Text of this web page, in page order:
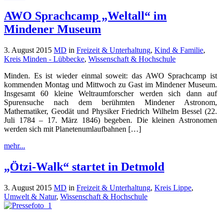
AWO Sprachcamp „Weltall“ im
Mindener Museum
3. August 2015 MD in Freizeit & Unterhaltung, Kind & Familie,
Kreis Minden - Lübbecke, Wissenschaft & Hochschule
Minden. Es ist wieder einmal soweit: das AWO Sprachcamp ist
kommenden Montag und Mittwoch zu Gast im Mindener Museum.
Insgesamt 60 kleine Weltraumforscher werden sich dann auf
Spurensuche nach dem berühmten Mindener Astronom,
Mathematiker, Geodät und Physiker Friedrich Wilhelm Bessel (22.
Juli 1784 – 17. März 1846) begeben. Die kleinen Astronomen
werden sich mit Planetenumlaufbahnen […]
mehr...
„Ötzi-Walk“ startet in Detmold
3. August 2015 MD in Freizeit & Unterhaltung, Kreis Lippe,
Umwelt & Natur, Wissenschaft & Hochschule